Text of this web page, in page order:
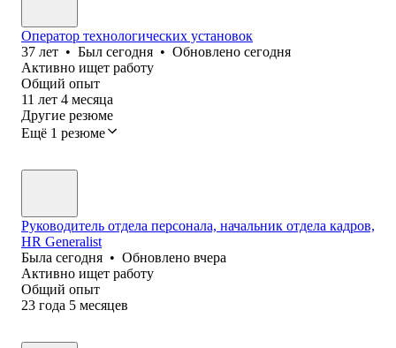
Оператор технологических установок
37 лет • Был сегодня • Обновлено сегодня
Активно ищет работу
Общий опыт
11 лет 4 месяца
Другие резюме
Ещё 1 резюме
Руководитель отдела персонала, начальник отдела кадров,
HR Generalist
Была сегодня • Обновлено вчера
Активно ищет работу
Общий опыт
23 года 5 месяцев